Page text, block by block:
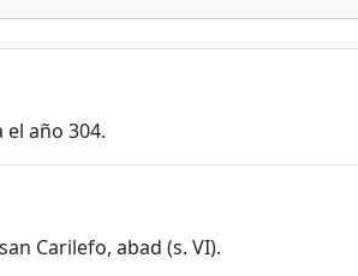
año 304.
Carilefo, abad (s. VI).